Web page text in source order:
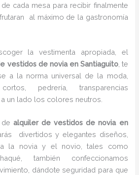
cada mesa para recibir finalmente
al máximo de la gastronomía
la vestimenta apropiada, el
vestidos de novia en Santiaguito, te
a la norma universal de la moda,
pedrería, transparencias
un lado los colores neutros.
alquiler de vestidos de novia en
divertidos y elegantes diseños,
la novia y el novio, tales como
también confeccionamos
dándote seguridad para que